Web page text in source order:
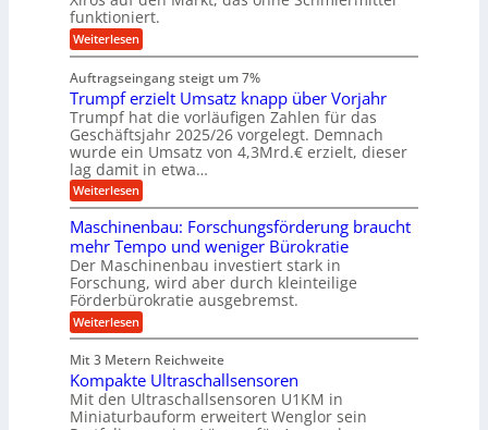
e
n
u
n
g
e
s
c
h
i
e
n
b
a
u
r
e
i
s
a
u
f
c
h
i
e
e
n
f
ü
h
r
u
n
g
e
n
B
S
C
L
w
e
i
t
e
r
e
n
funktioniert.
Weiterlesen:
W
r
t
u
n
g
s
r
e
e
s
H
y
b
r
i
d
-
u
g
e
Auftragseingang steigt um 7%
Trumpf erzielt Umsatz knapp über Vorjahr
Trumpf hat die vorläufigen Zahlen für das
Geschäftsjahr 2025/26 vorgelegt. Demnach
wurde ein Umsatz von 4,3Mrd.€ erzielt, dieser
lag damit in etwa…
Weiterlesen:
T
u
m
p
f
e
r
z
i
e
t
U
m
Maschinenbau: Forschungsförderung braucht
mehr Tempo und weniger Bürokratie
Der Maschinenbau investiert stark in
Forschung, wird aber durch kleinteilige
Förderbürokratie ausgebremst.
Weiterlesen:
M
s
c
h
i
Mit 3 Metern Reichweite
Kompakte Ultraschallsensoren
Mit den Ultraschallsensoren U1KM in
Miniaturbauform erweitert Wenglor sein